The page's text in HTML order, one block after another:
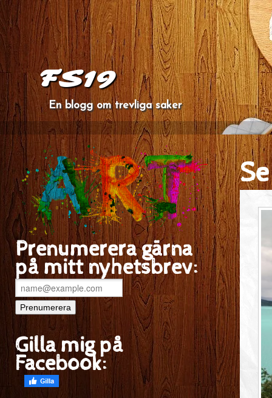
FS19
En blogg om trevliga saker
Prenumerera gärna
på mitt nyhetsbrev:
Gilla mig på
Facebook: